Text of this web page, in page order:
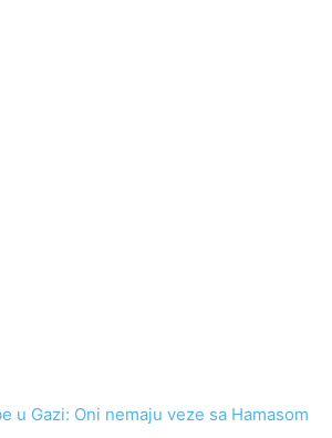
u Gazi: Oni nemaju veze sa Hamasom